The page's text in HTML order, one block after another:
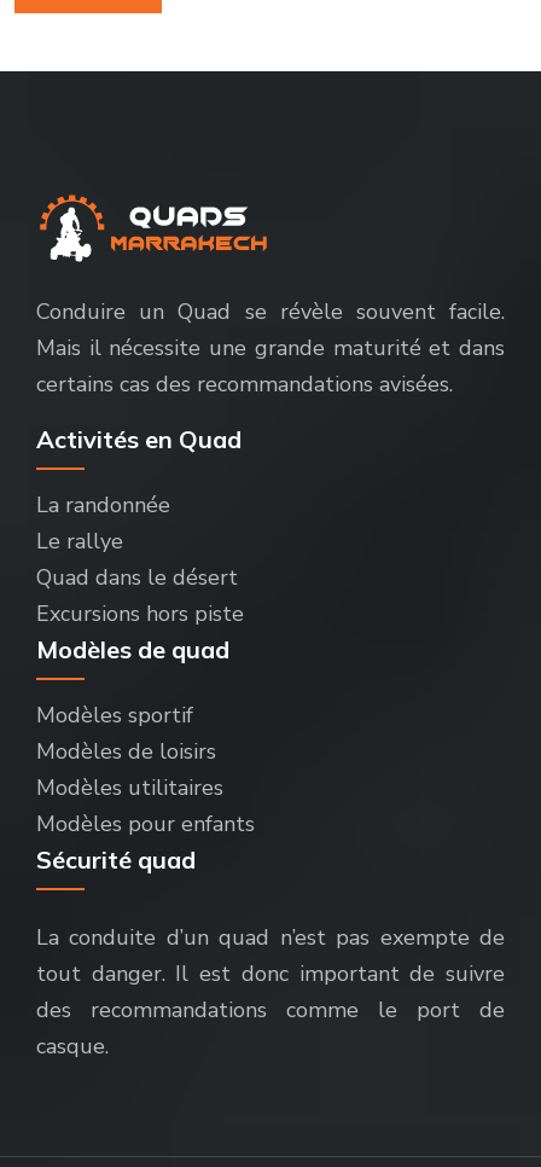
Conduire un Quad se révèle souvent facile.
Mais il nécessite une grande maturité et dans
certains cas des recommandations avisées.
Activités en Quad
La randonnée
Le rallye
Quad dans le désert
Excursions hors piste
Modèles de quad
Modèles sportif
Modèles de loisirs
Modèles utilitaires
Modèles pour enfants
Sécurité quad
La conduite d’un quad n’est pas exempte de
tout danger. Il est donc important de suivre
des recommandations comme le port de
casque.